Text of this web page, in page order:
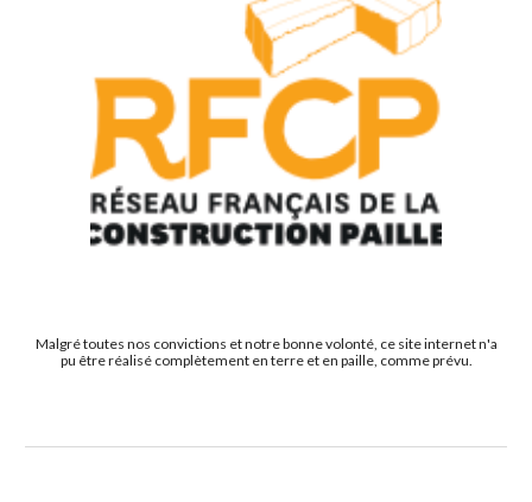
Malgré toutes nos convictions et notre bonne volonté, ce site internet n'a
pu être réalisé complètement en terre et en paille, comme prévu.